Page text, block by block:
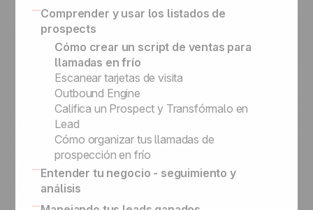
Software de gestión de leads guía
Right Sales Process
La Importancia de Categorizar tus Leads
Definir Información Clave
Estatus vs. Etapa de Venta
Listados de Prospects, Leads, Clientes
Prospects vs. Leads
Nuestra Filosofía
Academia noCRM
16 CRM Features
¿Cómo contactar y calificar leads en
LinkedIn de manera efectiva?
Hacer el Seguimiento y Cco de los Emails
Comprender y usar los listados de
prospects
Cómo crear un script de ventas para
llamadas en frío
Escanear tarjetas de visita
Outbound Engine
Califica un Prospect y Transfórmalo en
Lead
Cómo organizar tus llamadas de
prospección en frío
Entender tu negocio - seguimiento y
análisis
Activity Based Selling